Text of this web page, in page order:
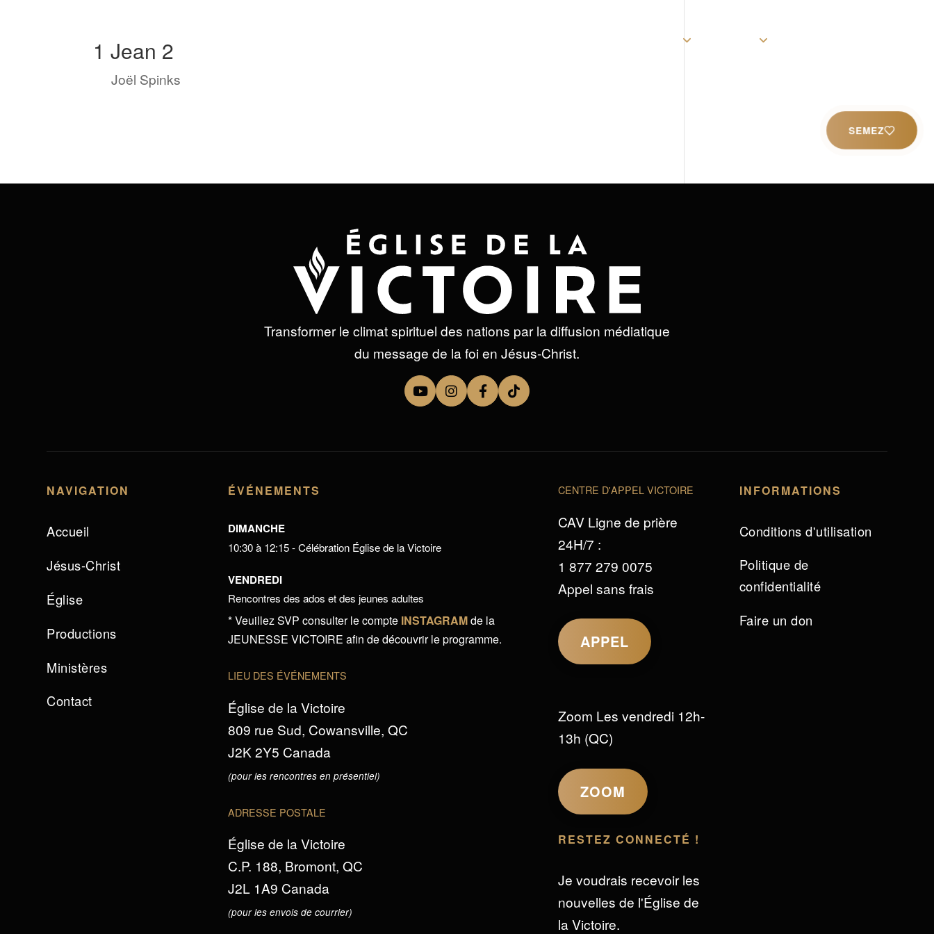
SEMEZ
1 Jean 2
byJoël Spinks
Transformer le climat spirituel des nations par la diffusion médiatique
du message de la foi en Jésus-Christ.
NAVIGATION
Accueil
Jésus-Christ
Église
Productions
Ministères
Contact
ÉVÉNEMENTS
DIMANCHE
10:30 à 12:15 - Célébration Église de la Victoire
VENDREDI
Rencontres des ados et des jeunes adultes
* Veuillez SVP consulter le compte INSTAGRAMde la
JEUNESSE VICTOIRE afin de découvrir le programme.
LIEU DES ÉVÉNEMENTS
Église de la Victoire
809 rue Sud, Cowansville, QC
J2K 2Y5 Canada
(pour les rencontres en présentiel)
ADRESSE POSTALE
Église de la Victoire
C.P. 188, Bromont, QC
J2L 1A9 Canada
(pour les envois de courrier)
CENTRE D'APPEL VICTOIRE
CAV Ligne de prière
24H/7 :
1 877 279 0075
Appel sans frais
APPEL
Zoom Les vendredi 12h-
13h (QC)
ZOOM
RESTEZ CONNECTÉ !
Je voudrais recevoir les
nouvelles de l'Église de
la Victoire.
INFORMATIONS
Conditions d'utilisation
Politique de
confidentialité
Faire un don